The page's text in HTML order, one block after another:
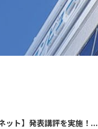
ット】発表講評を実施！...